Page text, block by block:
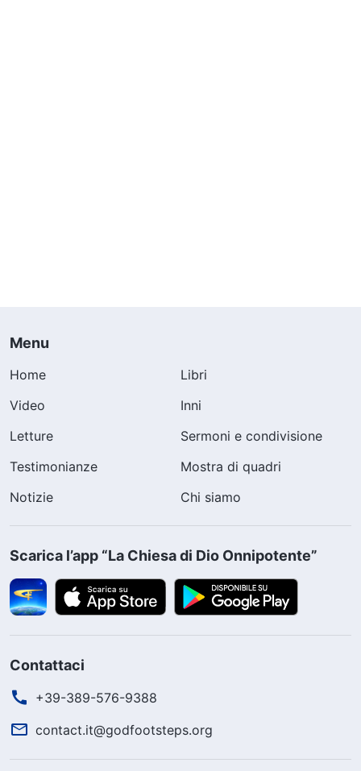
Menu
Home
Libri
Video
Inni
Letture
Sermoni e condivisione
Testimonianze
Mostra di quadri
Notizie
Chi siamo
Scarica l’app “La Chiesa di Dio Onnipotente”
Contattaci
+39-389-576-9388
contact.it@godfootsteps.org